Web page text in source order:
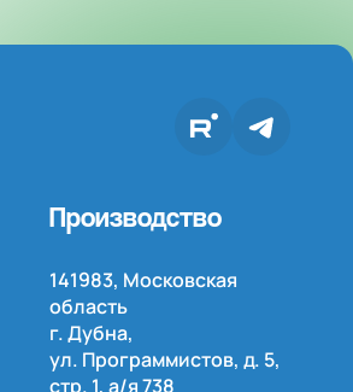
Производство
141983, Московская
область
г. Дубна,
ул. Программистов, д. 5,
стр. 1, а/я738